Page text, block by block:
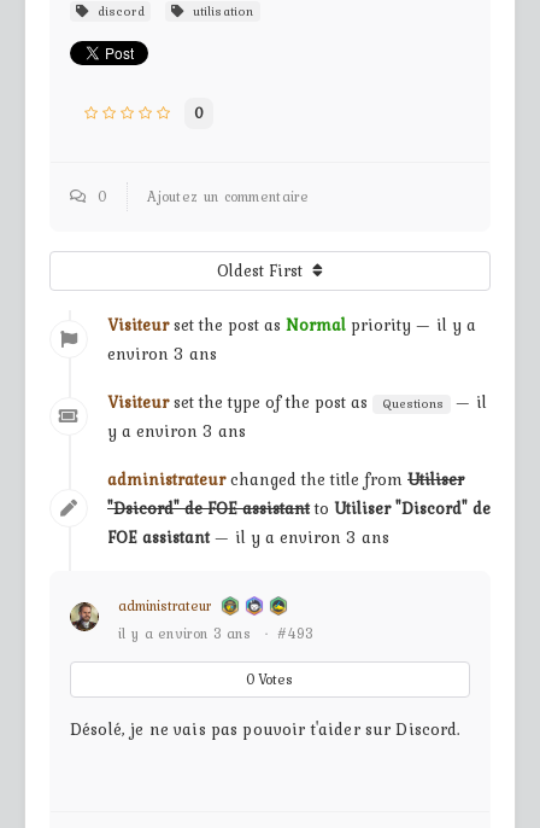
discord utilisation
0
0 Ajoutez un commentaire
Oldest First
Visiteur set the post as Normal priority — il y a
environ 3 ans
Visiteur set the type of the post as Questions
— il
y a environ 3 ans
administrateur changed the title from Utiliser
"Dsicord" de FOE assistantto Utiliser "Discord" de
FOE assistant— il y a environ 3 ans
administrateur
il y a environ 3 ans
· #493
0Votes
Désolé, je ne vais pas pouvoir t'aider sur Discord.